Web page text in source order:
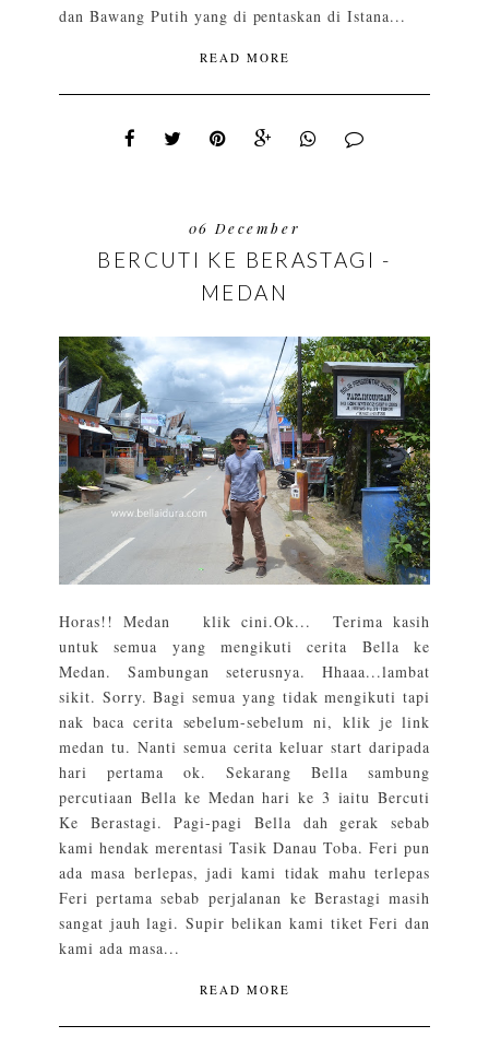
dan Bawang Putih yang di pentaskan di Istana...
READ MORE
06 December
BERCUTI KE BERASTAGI -
MEDAN
Horas!! Medan klik cini.Ok... Terima kasih
untuk semua yang mengikuti cerita Bella ke
Medan. Sambungan seterusnya. Hhaaa...lambat
sikit. Sorry. Bagi semua yang tidak mengikuti tapi
nak baca cerita sebelum-sebelum ni, klik je link
medan tu. Nanti semua cerita keluar start daripada
hari pertama ok. Sekarang Bella sambung
percutiaan Bella ke Medan hari ke 3 iaitu Bercuti
Ke Berastagi. Pagi-pagi Bella dah gerak sebab
kami hendak merentasi Tasik Danau Toba. Feri pun
ada masa berlepas, jadi kami tidak mahu terlepas
Feri pertama sebab perjalanan ke Berastagi masih
sangat jauh lagi. Supir belikan kami tiket Feri dan
kami ada masa...
READ MORE